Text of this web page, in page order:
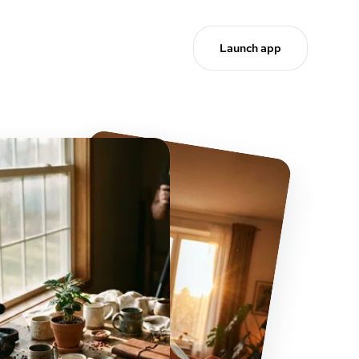
Launch app